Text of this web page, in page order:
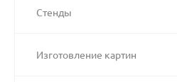
Стенды
Изготовление картин